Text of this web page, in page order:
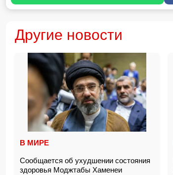
Другие новости
В МИРЕ
Сообщается об ухудшении состояния
здоровья Моджтабы Хаменеи